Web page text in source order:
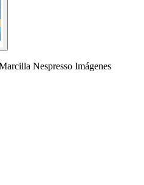
Nespresso Imágenes